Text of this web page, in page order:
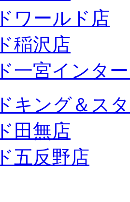
ワールド店
稲沢店
一宮インタ
キング＆ス
田無店
五反野店